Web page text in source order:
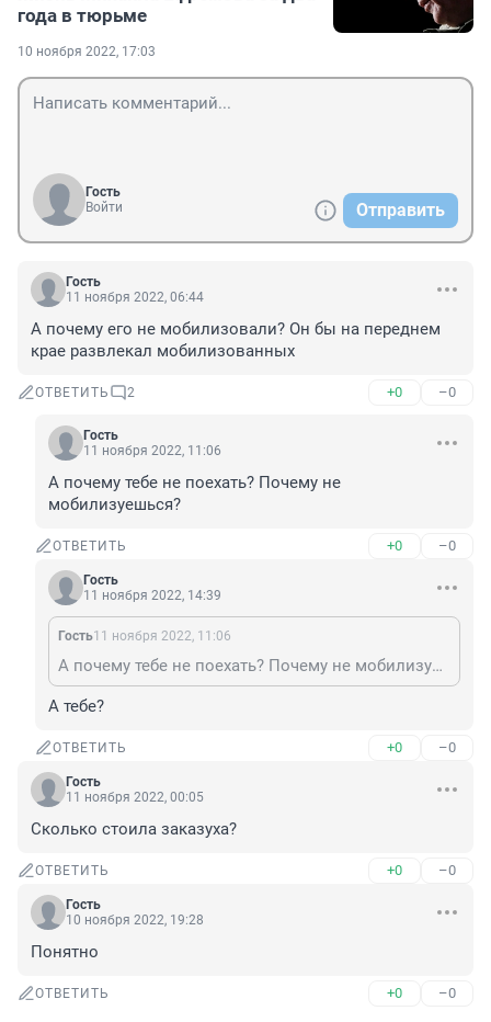
года в тюрьме
10 ноября 2022, 17:03
Гость
Войти
Отправить
Гость
11 ноября 2022, 06:44
А почему его не мобилизовали? Он бы на переднем
крае развлекал мобилизованных
ОТВЕТИТЬ 2 +0 –0
Гость
11 ноября 2022, 11:06
А почему тебе не поехать? Почему не
мобилизуешься?
ОТВЕТИТЬ +0 –0
Гость
11 ноября 2022, 14:39
Гость11 ноября 2022, 11:06
А почему тебе не поехать? Почему не мобилизуешься?
А тебе?
ОТВЕТИТЬ +0 –0
Гость
11 ноября 2022, 00:05
Сколько стоила заказуха?
ОТВЕТИТЬ +0 –0
Гость
10 ноября 2022, 19:28
Понятно
ОТВЕТИТЬ +0 –0